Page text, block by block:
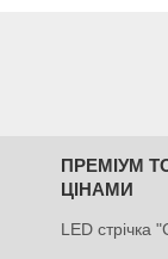
ПРЕМІУМ
ЦІНАМИ
LED стрічка